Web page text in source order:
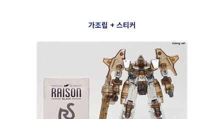
가조립 + 스티커